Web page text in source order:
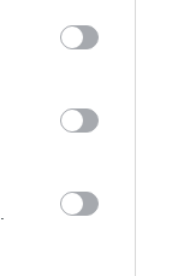
may click to
party tags to
below Google
már 2019
hogy Hold-
bármilyen
azt a